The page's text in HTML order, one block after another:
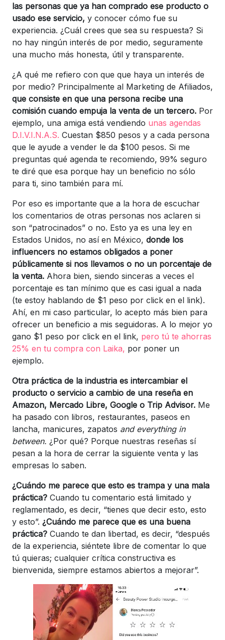
las personas que ya han comprado ese producto o
usado ese servicio, y conocer cómo fue su
experiencia. ¿Cuál crees que sea su respuesta? Si
no hay ningún interés de por medio, seguramente
una mucho más honesta, útil y transparente.
¿A qué me refiero con que que haya un interés de
por medio? Principalmente al Marketing de Afiliados,
que consiste en que una persona recibe una
comisión cuando empuja la venta de un tercero. Por
ejemplo, una amiga está vendiendo unas agendas
D.I.V.I.N.A.S. Cuestan $850 pesos y a cada persona
que le ayude a vender le da $100 pesos. Si me
preguntas qué agenda te recomiendo, 99% seguro
te diré que esa porque hay un beneficio no sólo
para ti, sino también para mí.
Por eso es importante que a la hora de escuchar
los comentarios de otras personas nos aclaren si
son “patrocinados” o no. Esto ya es una ley en
Estados Unidos, no así en México, donde los
influencers no estamos obligados a poner
públicamente si nos llevamos o no un porcentaje de
la venta. Ahora bien, siendo sinceras a veces el
porcentaje es tan mínimo que es casi igual a nada
(te estoy hablando de $1 peso por click en el link).
Ahí, en mi caso particular, lo acepto más bien para
ofrecer un beneficio a mis seguidoras. A lo mejor yo
gano $1 peso por click en el link, pero tú te ahorras
25% en tu compra con Laika, por poner un
ejemplo.
Otra práctica de la industria es intercambiar el
producto o servicio a cambio de una reseña en
Amazon, Mercado Libre, Google o Trip Advisor. Me
ha pasado con libros, restaurantes, paseos en
lancha, manicures, zapatos and everything in
between. ¿Por qué? Porque nuestras reseñas sí
pesan a la hora de cerrar la siguiente venta y las
empresas lo saben.
¿Cuándo me parece que esto es trampa y una mala
práctica? Cuando tu comentario está limitado y
reglamentado, es decir, “tienes que decir esto, esto
y esto”. ¿Cuándo me parece que es una buena
práctica? Cuando te dan libertad, es decir, “después
de la experiencia, siéntete libre de comentar lo que
tú quieras; cualquier crítica constructiva es
bienvenida, siempre estamos abiertos a mejorar”.